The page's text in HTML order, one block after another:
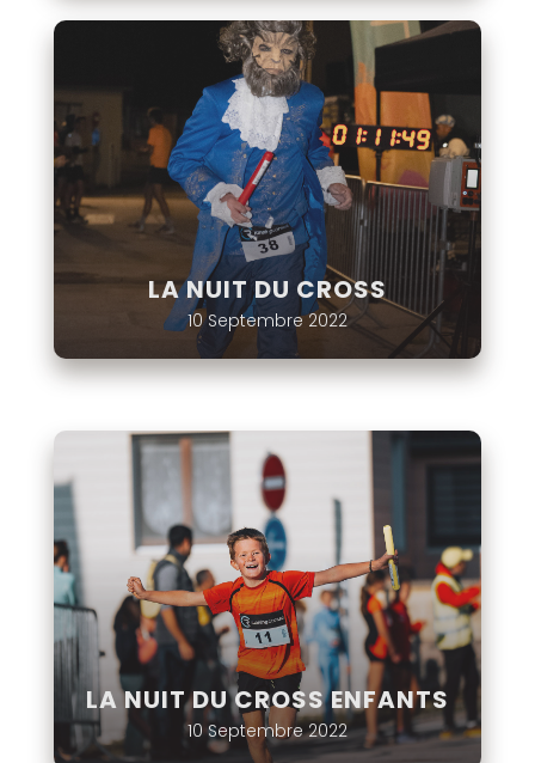
LA NUIT DU CROSS
10 Septembre 2022
LA NUIT DU CROSS ENFANTS
10 Septembre 2022